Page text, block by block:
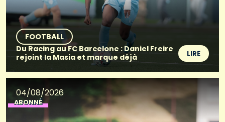
FOOTBALL
Du Racing au FC Barcelone : Daniel Freire
rejoint la Masia et marque déjà
LIRE
04/08/2026
ABONNÉ